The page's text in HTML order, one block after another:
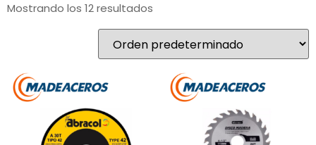
Mostrando los 12 resultados